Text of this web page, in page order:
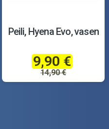
Peili, Hyena Evo, vasen
9,90 €
14,90 €